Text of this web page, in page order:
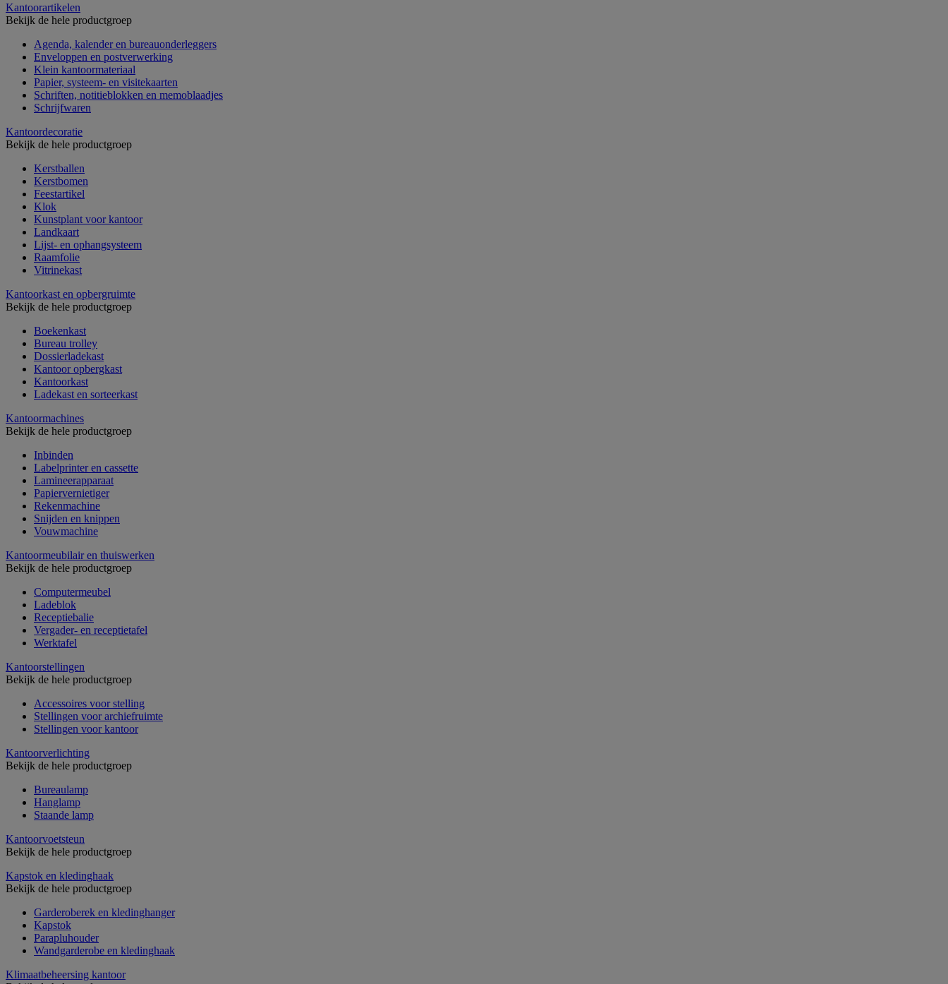
Kantoorartikelen
Bekijk de hele productgroep
Agenda, kalender en bureauonderleggers
Enveloppen en postverwerking
Klein kantoormateriaal
Papier, systeem- en visitekaarten
Schriften, notitieblokken en memoblaadjes
Schrijfwaren
Kantoordecoratie
Bekijk de hele productgroep
Kerstballen
Kerstbomen
Feestartikel
Klok
Kunstplant voor kantoor
Landkaart
Lijst- en ophangsysteem
Raamfolie
Vitrinekast
Kantoorkast en opbergruimte
Bekijk de hele productgroep
Boekenkast
Bureau trolley
Dossierladekast
Kantoor opbergkast
Kantoorkast
Ladekast en sorteerkast
Kantoormachines
Bekijk de hele productgroep
Inbinden
Labelprinter en cassette
Lamineerapparaat
Papiervernietiger
Rekenmachine
Snijden en knippen
Vouwmachine
Kantoormeubilair en thuiswerken
Bekijk de hele productgroep
Computermeubel
Ladeblok
Receptiebalie
Vergader- en receptietafel
Werktafel
Kantoorstellingen
Bekijk de hele productgroep
Accessoires voor stelling
Stellingen voor archiefruimte
Stellingen voor kantoor
Kantoorverlichting
Bekijk de hele productgroep
Bureaulamp
Hanglamp
Staande lamp
Kantoorvoetsteun
Bekijk de hele productgroep
Kapstok en kledinghaak
Bekijk de hele productgroep
Garderoberek en kledinghanger
Kapstok
Parapluhouder
Wandgarderobe en kledinghaak
Klimaatbeheersing kantoor